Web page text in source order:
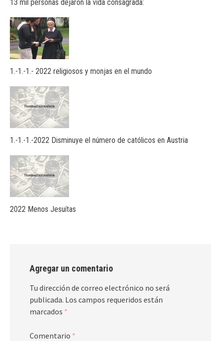
13 mil personas dejaron la vida consagrada:
1.-1.-1.- 2022 religiosos y monjas en el mundo
1.-1.-1.-2022 Disminuye el número de católicos en Austria
2022 Menos Jesuítas
Agregar un comentario
Tu dirección de correo electrónico no será
publicada. Los campos requeridos están
marcados *
Comentario *